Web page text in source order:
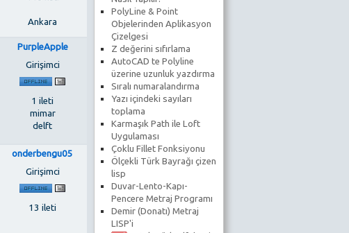
PolyLine & Point
Objelerinden Aplikasyon
Çizelgesi
Z değerini sıfırlama
AutoCAD te Polyline
üzerine uzunluk yazdırma
Sıralı numaralandırma
Yazı içindeki sayıları
toplama
Karmaşık Path ile Loft
Uygulaması
Çoklu Fillet Fonksiyonu
Ölçekli Türk Bayrağı çizen
lisp
Duvar-Lento-Kapı-
Pencere Metraj Programı
Demir (Donatı) Metraj
LISP'i
Ankara
PurpleApple
Girişimci
1 ileti
mimar
delft
onderbengu05
Girişimci
13 ileti